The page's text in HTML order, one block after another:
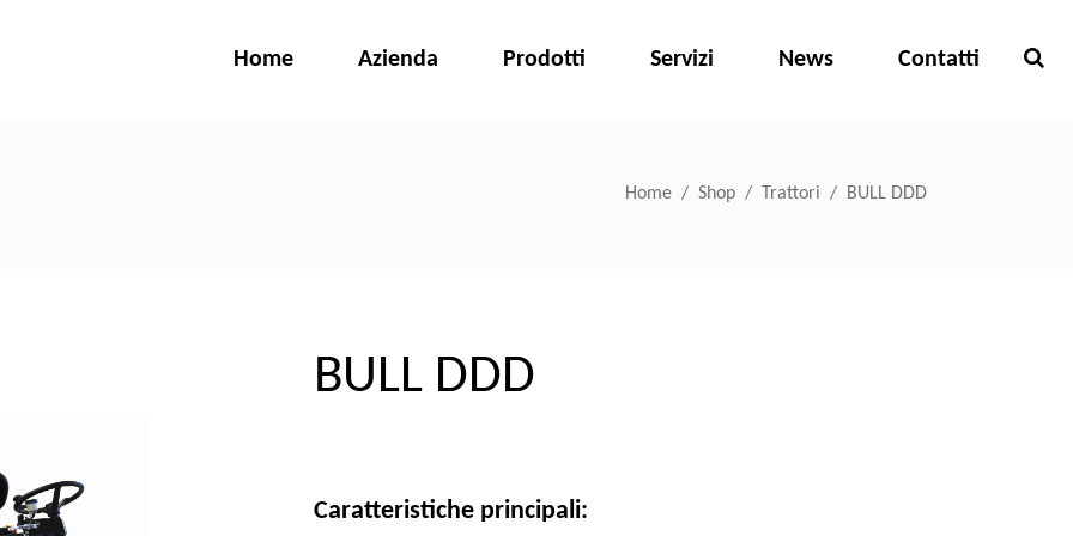
Home Azienda Prodotti Servizi News Contatti
Home / Shop / Trattori / BULL DDD
BULL DDD
Caratteristiche principali: